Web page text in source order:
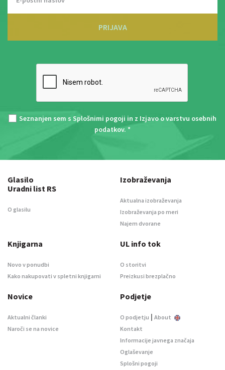
PRIJAVA
Seznanjen sem s Splošnimi pogoji in z Izjavo o varstvu osebnih
podatkov. *
Glasilo
Uradni list RS
O glasilu
Izobraževanja
Aktualna izobraževanja
Izobraževanja po meri
Najem dvorane
Knjigarna
Novo v ponudbi
Kako nakupovati v spletni knjigarni
UL info tok
O storitvi
Preizkusi brezplačno
Novice
Aktualni članki
Naroči se na novice
Podjetje
O podjetju | About
Kontakt
Informacije javnega značaja
Oglaševanje
Splošni pogoji